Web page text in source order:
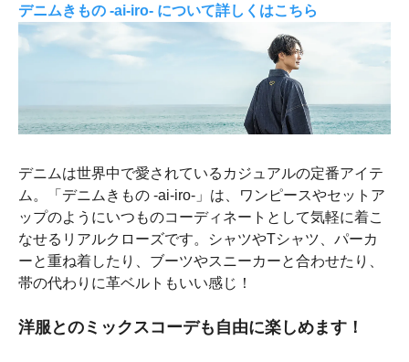
デニムきもの -ai-iro- について詳しくはこちら
デニムは世界中で愛されているカジュアルの定番アイテ
ム。「デニムきもの -ai-iro-」は、ワンピースやセットア
ップのようにいつものコーディネートとして気軽に着こ
なせるリアルクローズです。シャツやTシャツ、パーカ
ーと重ね着したり、ブーツやスニーカーと合わせたり、
帯の代わりに革ベルトもいい感じ！
洋服とのミックスコーデも自由に楽しめます！